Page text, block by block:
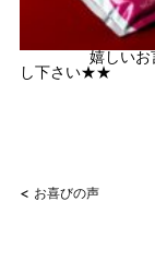
嬉しいお言葉
し下さい★★
< お喜びの声